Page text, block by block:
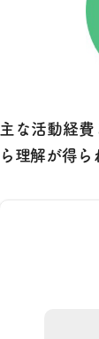
主な活動経
ら理解が得ら